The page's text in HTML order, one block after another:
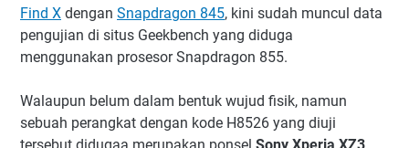
Find X dengan Snapdragon 845, kini sudah muncul data
pengujian di situs Geekbench yang diduga
menggunakan prosesor Snapdragon 855.
Walaupun belum dalam bentuk wujud fisik, namun
sebuah perangkat dengan kode H8526 yang diuji